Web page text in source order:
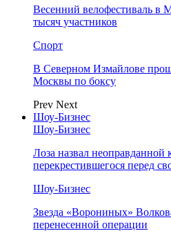
Весенний велофестиваль в
тысяч участников
Спорт
В Северном Измайлове
Москвы по боксу
Prev Next
Шоу-Бизнес
Шоу-Бизнес
Лоза назвал неоправданной
перекрестившегося перед
Шоу-Бизнес
Звезда «Ворониных»
перенесенной операции